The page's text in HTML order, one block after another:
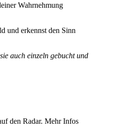
Wahrnehmung
und erkennst den Sinn
auch einzeln gebucht und
den Radar. Mehr Infos